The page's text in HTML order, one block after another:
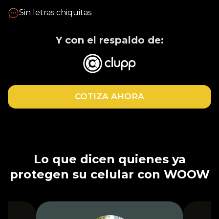
Sin letras chiquitas
Y con el respaldo de:
COTIZA AHORA
Lo que dicen quienes ya
protegen su celular con WOOW